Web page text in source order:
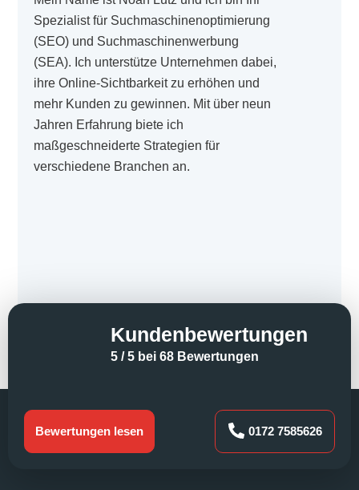
Spezialist für Suchmaschinenoptimierung
(SEO) und Suchmaschinenwerbung
(SEA). Ich unterstütze Unternehmen dabei,
ihre Online-Sichtbarkeit zu erhöhen und
mehr Kunden zu gewinnen. Mit über neun
Jahren Erfahrung biete ich
maßgeschneiderte Strategien für
verschiedene Branchen an.
Kundenbewertungen
5 / 5 bei 68 Bewertungen
Bewertungen lesen 0172 7585626